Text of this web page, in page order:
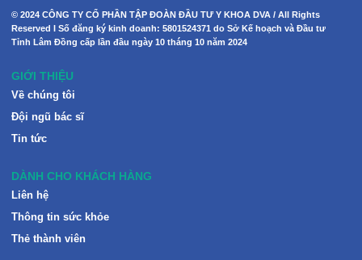
© 2024 CÔNG TY CỔ PHẦN TẬP ĐOÀN ĐẦU TƯ Y KHOA DVA / All Rights
Reserved I Số đăng ký kinh doanh: 5801524371 do Sở Kế hoạch và Đầu tư
Tỉnh Lâm Đồng cấp lần đầu ngày 10 tháng 10 năm 2024
GIỚI THIỆU
Về chúng tôi
Đội ngũ bác sĩ
Tin tức
DÀNH CHO KHÁCH HÀNG
Liên hệ
Thông tin sức khỏe
Thẻ thành viên